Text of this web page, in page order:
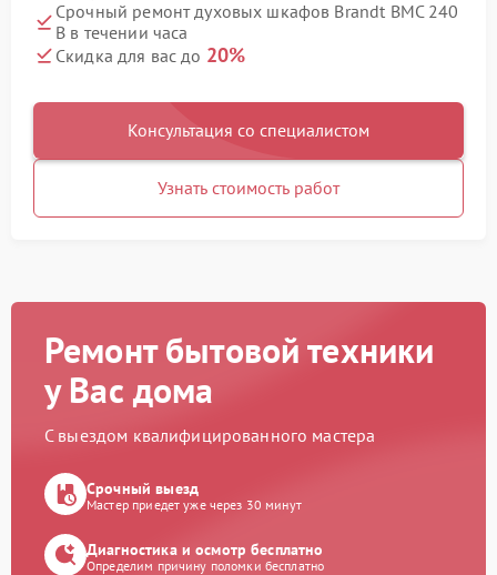
Срочный ремонт духовых шкафов Brandt BMC 240
B в течении часа
Скидка для вас до 20%
Консультация со специалистом
Узнать стоимость работ
Ремонт бытовой техники
у Вас дома
С выездом квалифицированного мастера
Срочный выезд
Мастер приедет уже через 30 минут
Диагностика и осмотр бесплатно
Определим причину поломки бесплатно